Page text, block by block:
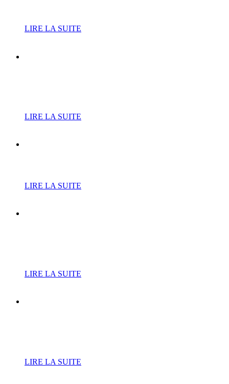
LIRE LA SUITE
LIRE LA SUITE
LIRE LA SUITE
LIRE LA SUITE
LIRE LA SUITE